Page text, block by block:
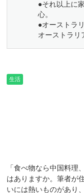
●それ以上に
心。
●オーストラ
オーストラリ
生活
「食べ物なら中国料理
はありますか。筆者が
いには熱いものがあり